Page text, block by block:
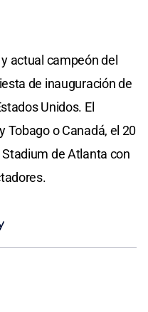
actual campeón del
de inauguración de
Unidos. El
Tobago o Canadá, el 20
de Atlanta con